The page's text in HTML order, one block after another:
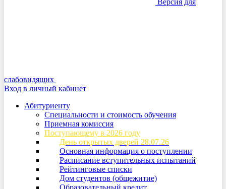
Версия для
слабовидящих
Вход в личный кабинет
Абитуриенту
Специальности и стоимость обучения
Приемная комиссия
Поступающему в 2026 году
День открытых дверей 28.07.26
Основная информация о поступлении
Расписание вступительных испытаний
Рейтинговые списки
Дом студентов (общежитие)
Образовательный кредит